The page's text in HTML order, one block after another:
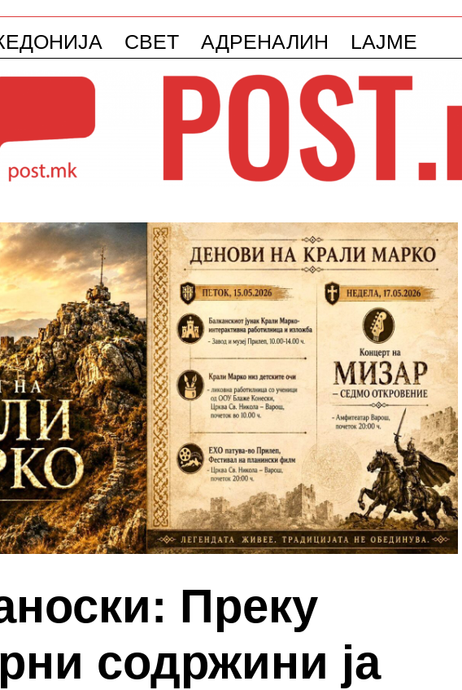
СВЕТ АДРЕНАЛИН LAJME
Преку
содржини ја